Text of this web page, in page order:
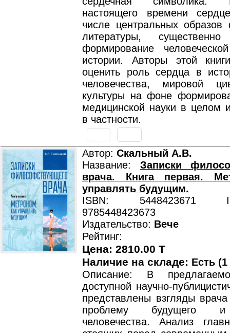
настоящего времени
числе центральных
литературы,
формирование
истории. Авторы этой
оценить роль сердца в
человечества, мировой
культуры на фоне
медицинской науки в целом
в частности.
Автор: Скальный А.В.
Название: Записки
врача. Книга первая.
управлять будущим.
ISBN: 5448423671
9785448423673
Издательство: Вече
Рейтинг:
Цена: 2810.00 T
Наличие на складе: Есть
Описание: В
доступной научно-
представлены взгляды
проблему будущего
человечества. Анализ